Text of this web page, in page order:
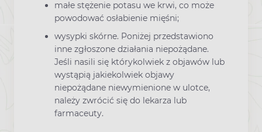
małe stężenie potasu we krwi, co może
powodować osłabienie mięśni;
wysypki skórne. Poniżej przedstawiono
inne zgłoszone działania niepożądane.
Jeśli nasili się którykolwiek z objawów lub
wystąpią jakiekolwiek objawy
niepożądane niewymienione w ulotce,
należy zwrócić się do lekarza lub
farmaceuty.